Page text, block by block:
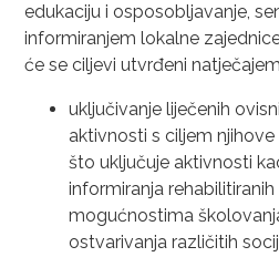
edukaciju i osposobljavanje,
informiranjem lokalne
će se ciljevi utvrđeni
uključivanje liječenih
aktivnosti s ciljem
što uključuje aktivnosti
informiranja
mogućnostima
ostvarivanja različitih